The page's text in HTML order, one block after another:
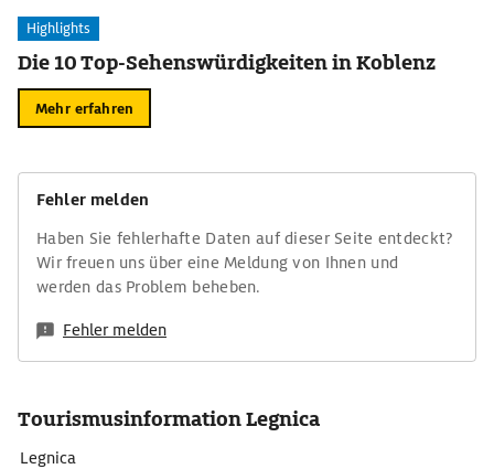
Highlights
Die 10 Top-Sehenswürdigkeiten in Koblenz
Mehr erfahren
Fehler melden
Haben Sie fehlerhafte Daten auf dieser Seite entdeckt?
Wir freuen uns über eine Meldung von Ihnen und
werden das Problem beheben.
Fehler melden
Tourismusinformation Legnica
Legnica